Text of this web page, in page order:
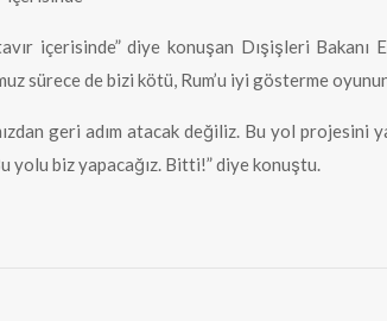
içerisinde” diye konuşan Dışişleri
sürece de bizi kötü, Rum’u iyi gösterme
geri adım atacak değiliz. Bu yol
yolu biz yapacağız. Bitti!” diye konuştu.